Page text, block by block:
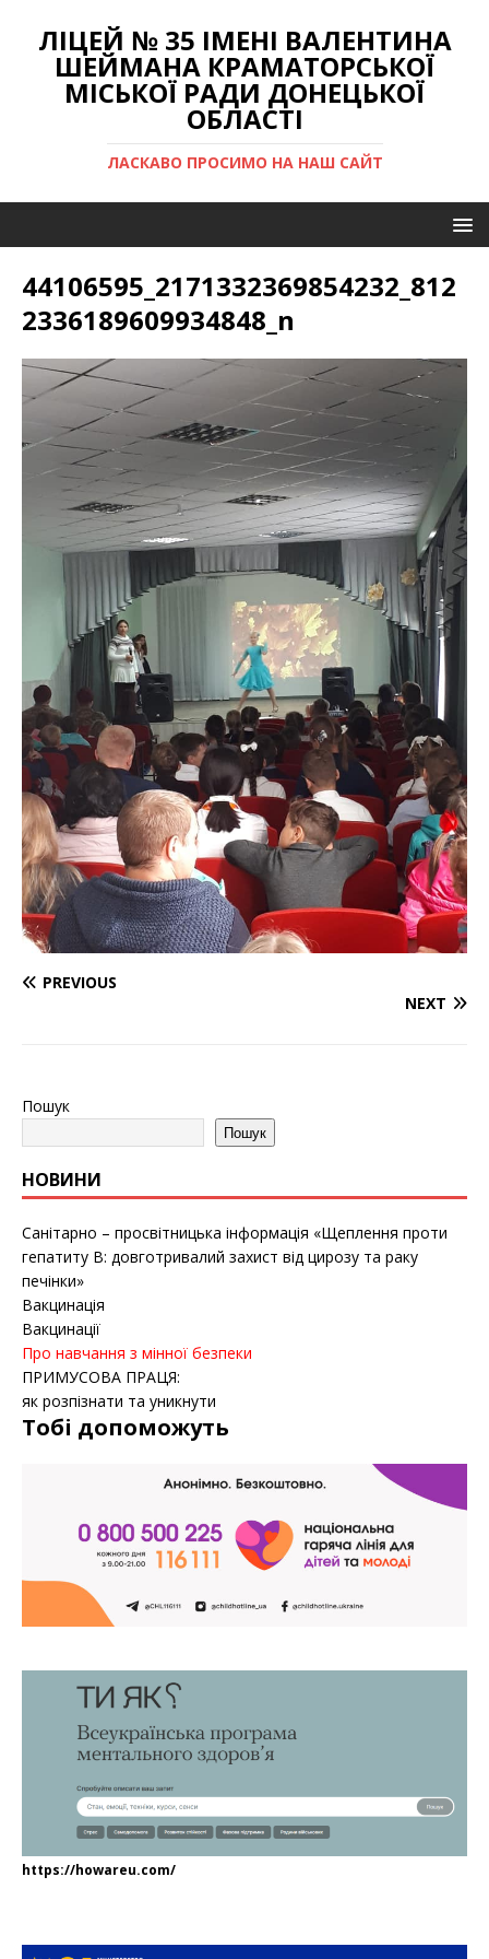
ЛІЦЕЙ № 35 ІМЕНІ ВАЛЕНТИНА
ШЕЙМАНА КРАМАТОРСЬКОЇ
МІСЬКОЇ РАДИ ДОНЕЦЬКОЇ
ОБЛАСТІ
ЛАСКАВО ПРОСИМО НА НАШ САЙТ
44106595_2171332369854232_812
2336189609934848_n
PREVIOUS
NEXT
Пошук
Пошук
НОВИНИ
Санітарно – просвітницька інформація «Щеплення проти
гепатиту B: довготривалий захист від цирозу та раку
печінки»
Вакцинація
Вакцинації
Про навчання з мінної безпеки
ПРИМУСОВА ПРАЦЯ:
як розпізнати та уникнути
Тобі допоможуть
https://howareu.com/